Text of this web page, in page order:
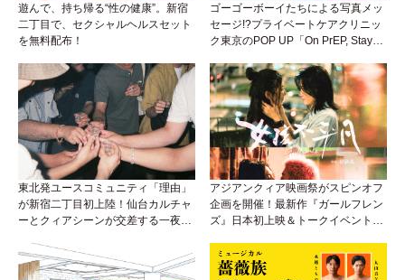
遊んで、持ち帰る“性の健康”。新宿
二丁目で、セクシャルヘルスセット
を無料配布！
ゴーゴーボーイたちによる写真メッ
セージ!?プライベートケアクリニッ
ク東京のPOP UP「On PrEP, Stay
東北発ユースコミュニティ「理由」
が新宿二丁目初上陸！仙台カルチャ
ーとクィアシーンが交差する一夜
アジアンクィア映画祭がスピンオフ
企画を開催！最新作『ガールフレン
ズ』日本初上映＆トークイベント